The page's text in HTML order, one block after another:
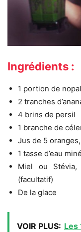
Ingrédients :
1 portion de
2 tranches
4 brins de persil
1 branche de
Jus de 5
1 tasse d’eau
Miel ou
(facultatif)
De la glace
VOIR PLUS: Les